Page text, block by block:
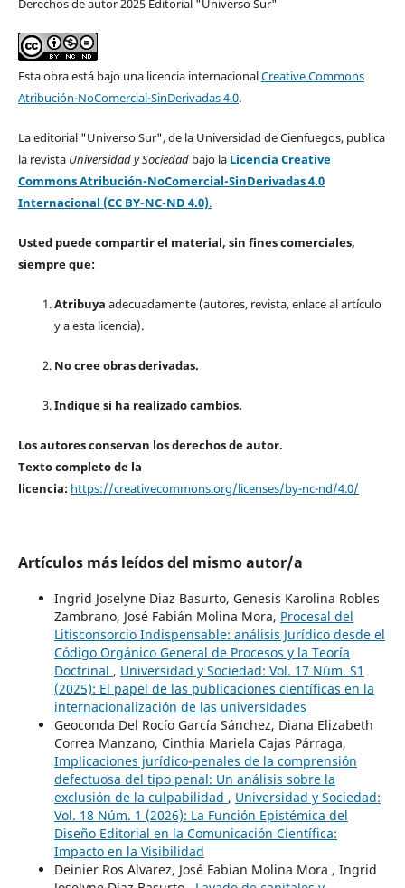
Esta obra está bajo una licencia internacionalCreative Commons
Atribución-NoComercial-SinDerivadas 4.0.
La editorial "Universo Sur", de la Universidad de Cienfuegos, publica
la revista Universidad y Sociedad bajo la Licencia Creative
Commons Atribución-NoComercial-SinDerivadas 4.0
Internacional (CC BY-NC-ND 4.0).
Usted puede compartir el material, sin fines comerciales,
siempre que:
Atribuya adecuadamente (autores, revista, enlace al artículo
y a esta licencia).
No cree obras derivadas.
Indique si ha realizado cambios.
Los autores conservan los derechos de autor.
Texto completo de la
licencia: https://creativecommons.org/licenses/by-nc-nd/4.0/
Artículos más leídos del mismo autor/a
Ingrid Joselyne Diaz Basurto, Genesis Karolina Robles
Zambrano, José Fabián Molina Mora, Procesal del
Litisconsorcio Indispensable: análisis Jurídico desde el
Código Orgánico General de Procesos y la Teoría
Doctrinal , Universidad y Sociedad: Vol. 17 Núm. S1
(2025): El papel de las publicaciones científicas en la
internacionalización de las universidades
Geoconda Del Rocío García Sánchez, Diana Elizabeth
Correa Manzano, Cinthia Mariela Cajas Párraga,
Implicaciones jurídico-penales de la comprensión
defectuosa del tipo penal: Un análisis sobre la
exclusión de la culpabilidad , Universidad y Sociedad:
Vol. 18 Núm. 1 (2026): La Función Epistémica del
Diseño Editorial en la Comunicación Científica:
Impacto en la Visibilidad
Deinier Ros Alvarez, José Fabian Molina Mora , Ingrid